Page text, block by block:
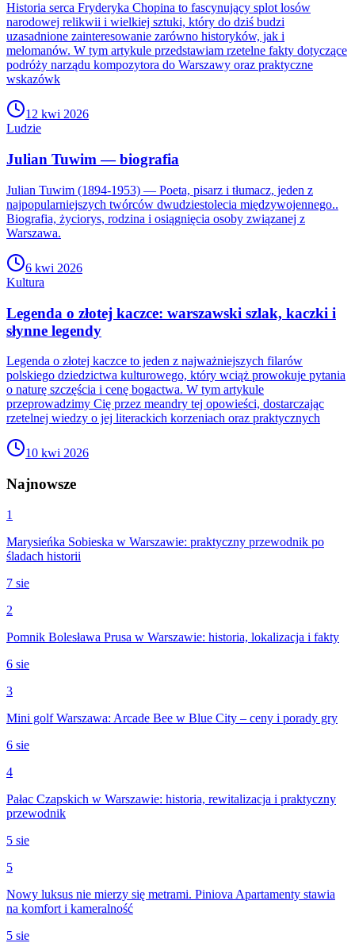
Historia serca Fryderyka Chopina to fascynujący splot losów
narodowej relikwii i wielkiej sztuki, który do dziś budzi
uzasadnione zainteresowanie zarówno historyków, jak i
melomanów. W tym artykule przedstawiam rzetelne fakty dotyczące
podróży narządu kompozytora do Warszawy oraz praktyczne
wskazówk
12 kwi 2026
Ludzie
Julian Tuwim — biografia
Julian Tuwim (1894-1953) — Poeta, pisarz i tłumacz, jeden z
najpopularniejszych twórców dwudziestolecia międzywojennego..
Biografia, życiorys, rodzina i osiągnięcia osoby związanej z
Warszawa.
6 kwi 2026
Kultura
Legenda o złotej kaczce: warszawski szlak, kaczki i
słynne legendy
Legenda o złotej kaczce to jeden z najważniejszych filarów
polskiego dziedzictwa kulturowego, który wciąż prowokuje pytania
o naturę szczęścia i cenę bogactwa. W tym artykule
przeprowadzimy Cię przez meandry tej opowieści, dostarczając
rzetelnej wiedzy o jej literackich korzeniach oraz praktycznych
10 kwi 2026
Najnowsze
1
Marysieńka Sobieska w Warszawie: praktyczny przewodnik po
śladach historii
7 sie
2
Pomnik Bolesława Prusa w Warszawie: historia, lokalizacja i fakty
6 sie
3
Mini golf Warszawa: Arcade Bee w Blue City – ceny i porady gry
6 sie
4
Pałac Czapskich w Warszawie: historia, rewitalizacja i praktyczny
przewodnik
5 sie
5
Nowy luksus nie mierzy się metrami. Piniova Apartamenty stawia
na komfort i kameralność
5 sie